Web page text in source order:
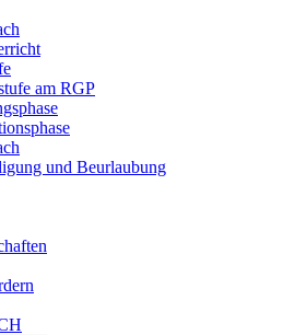
am RGP
und Beurlaubung